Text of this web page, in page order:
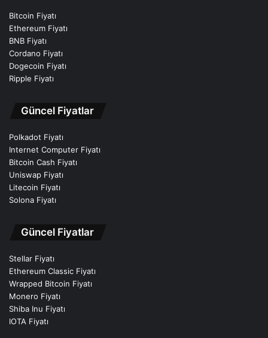
Bitcoin Fiyatı
Ethereum Fiyatı
BNB Fiyatı
Cordano Fiyatı
Dogecoin Fiyatı
Ripple Fiyatı
Güncel Fiyatlar
Polkadot Fiyatı
Internet Computer Fiyatı
Bitcoin Cash Fiyatı
Uniswap Fiyatı
Litecoin Fiyatı
Solona Fiyatı
Güncel Fiyatlar
Stellar Fiyatı
Ethereum Classic Fiyatı
Wrapped Bitcoin Fiyatı
Monero Fiyatı
Shiba Inu Fiyatı
IOTA Fiyatı